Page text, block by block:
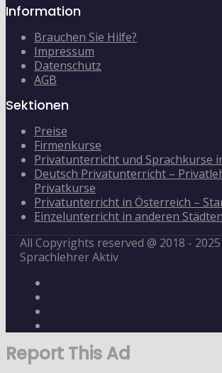
Information
Brauchen Sie Hilfe?
Impressum
Datenschutz
AGB
Sektionen
Preise
Firmenkurse
Privatunterricht und Sprachkurse
Deutsch Privatunterricht –
Privatkurse
Privatunterricht in Österreich –
Einzelunterricht in anderen Städten
All Copyrights reserved @ 2018 -
Sprachlehrer Aktiv
Report This Ad